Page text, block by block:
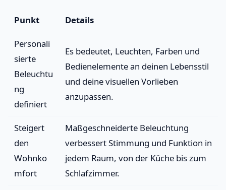
Punkt Details
Personali
sierte
Beleuchtu
ng
definiert
Es bedeutet, Leuchten, Farben und
Bedienelemente an deinen Lebensstil
und deine visuellen Vorlieben
anzupassen.
Steigert
den
Wohnko
mfort
Maßgeschneiderte Beleuchtung
verbessert Stimmung und Funktion in
jedem Raum, von der Küche bis zum
Schlafzimmer.